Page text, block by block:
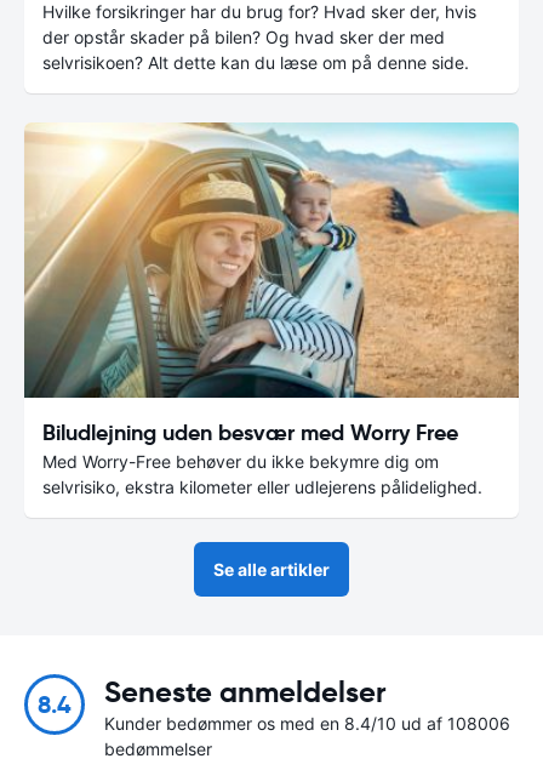
Hvilke forsikringer har du brug for? Hvad sker der, hvis
der opstår skader på bilen? Og hvad sker der med
selvrisikoen? Alt dette kan du læse om på denne side.
Biludlejning uden besvær med Worry Free
Med Worry-Free behøver du ikke bekymre dig om
selvrisiko, ekstra kilometer eller udlejerens pålidelighed.
Se alle artikler
8.4 Seneste anmeldelser
Kunder bedømmer os med en 8.4/10 ud af 108006
bedømmelser